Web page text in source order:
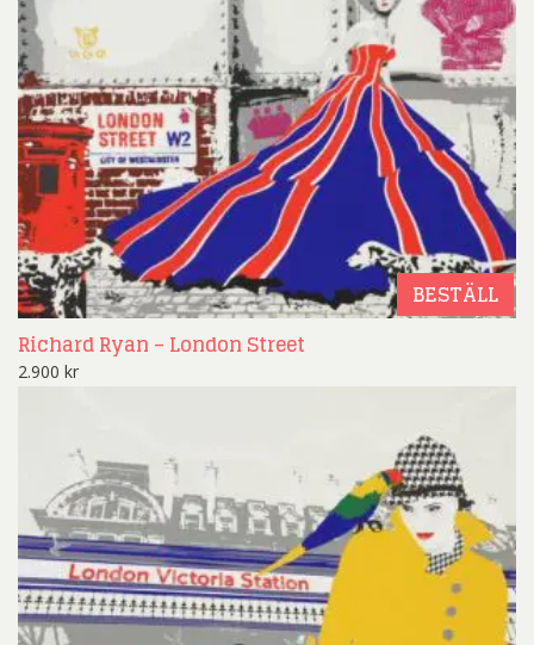
BESTÄLL
Richard Ryan – London Street
2.900 kr